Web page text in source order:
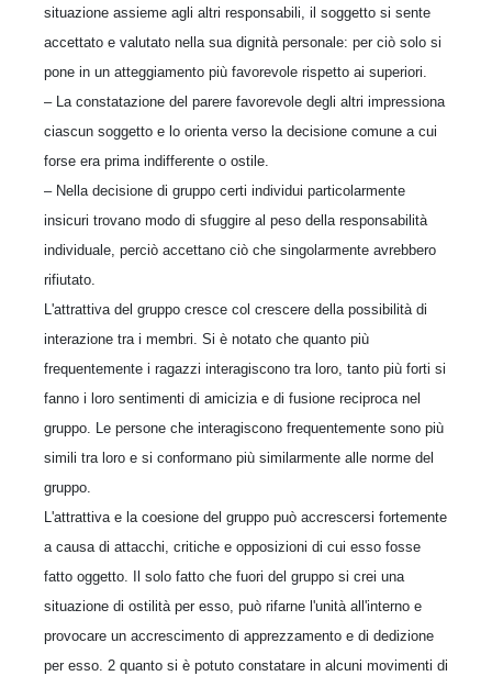
situazione assieme agli altri responsabili, il soggetto si sente
accettato e valutato nella sua dignità personale: per ciò solo si
pone in un atteggiamento più favorevole rispetto ai superiori.
– La constatazione del parere favorevole degli altri impressiona
ciascun soggetto e lo orienta verso la decisione comune a cui
forse era prima indifferente o ostile.
– Nella decisione di gruppo certi individui particolarmente
insicuri trovano modo di sfuggire al peso della responsabilità
individuale, perciò accettano ciò che singolarmente avrebbero
rifiutato.
L'attrattiva del gruppo cresce col crescere della possibilità di
interazione tra i membri. Si è notato che quanto più
frequentemente i ragazzi interagiscono tra loro, tanto più forti si
fanno i loro sentimenti di amicizia e di fusione reciproca nel
gruppo. Le persone che interagiscono frequentemente sono più
simili tra loro e si conformano più similarmente alle norme del
gruppo.
L'attrattiva e la coesione del gruppo può accrescersi fortemente
a causa di attacchi, critiche e opposizioni di cui esso fosse
fatto oggetto. Il solo fatto che fuori del gruppo si crei una
situazione di ostilità per esso, può rifarne l'unità all'interno e
provocare un accrescimento di apprezzamento e di dedizione
per esso. 2 quanto si è potuto constatare in alcuni movimenti di